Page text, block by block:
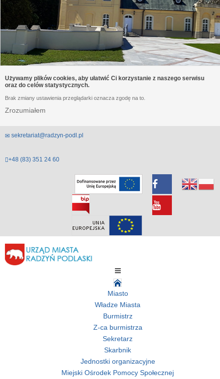
Używamy plików cookies, aby ułatwić Ci korzystanie z naszego serwisu
oraz do celów statystycznych.
Brak zmiany ustawienia przeglądarki oznacza zgodę na to.
Zrozumiałem
sekretariat@radzyn-podl.pl
+48 (83) 351 24 60
Miasto
Władze Miasta
Burmistrz
Z-ca burmistrza
Sekretarz
Skarbnik
Jednostki organizacyjne
Miejski Ośrodek Pomocy Społecznej